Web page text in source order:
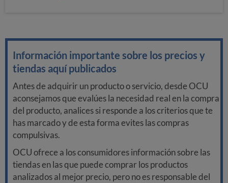
Información importante sobre los precios y
tiendas aquí publicados
Antes de adquirir un producto o servicio, desde OCU
aconsejamos que evalúes la necesidad real en la compra
del producto, analices si responde a los criterios que te
has marcado y de esta forma evites las compras
compulsivas.
OCU ofrece a los consumidores información sobre las
tiendas en las que puede comprar los productos
analizados al mejor precio, pero no es responsable del